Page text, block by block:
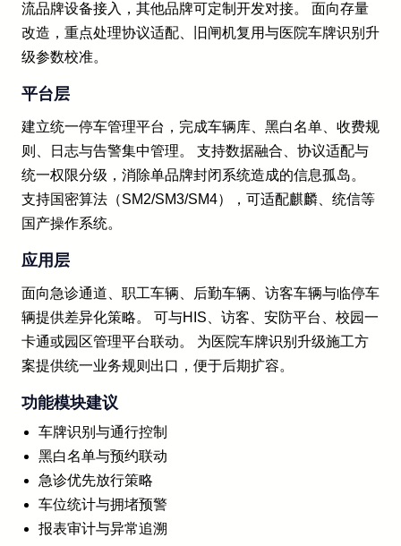
流品牌设备接入，其他品牌可定制开发对接。 面向存量
改造，重点处理协议适配、旧闸机复用与医院车牌识别升
级参数校准。
平台层
建立统一停车管理平台，完成车辆库、黑白名单、收费规
则、日志与告警集中管理。 支持数据融合、协议适配与
统一权限分级，消除单品牌封闭系统造成的信息孤岛。
支持国密算法（SM2/SM3/SM4），可适配麒麟、统信等
国产操作系统。
应用层
面向急诊通道、职工车辆、后勤车辆、访客车辆与临停车
辆提供差异化策略。 可与HIS、访客、安防平台、校园一
卡通或园区管理平台联动。 为医院车牌识别升级施工方
案提供统一业务规则出口，便于后期扩容。
功能模块建议
车牌识别与通行控制
黑白名单与预约联动
急诊优先放行策略
车位统计与拥堵预警
报表审计与异常追溯